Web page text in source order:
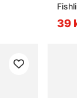
39